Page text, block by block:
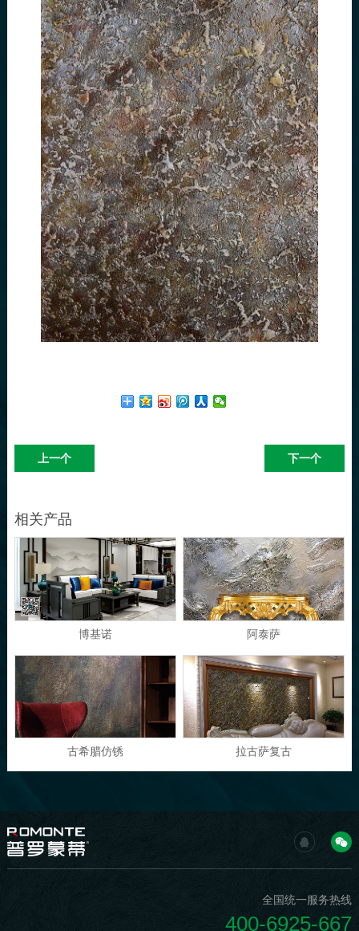
上一个 下一个
相关产品
博基诺 阿泰萨
古希腊仿锈 拉古萨复古
全国统一服务热线
400-6925-667